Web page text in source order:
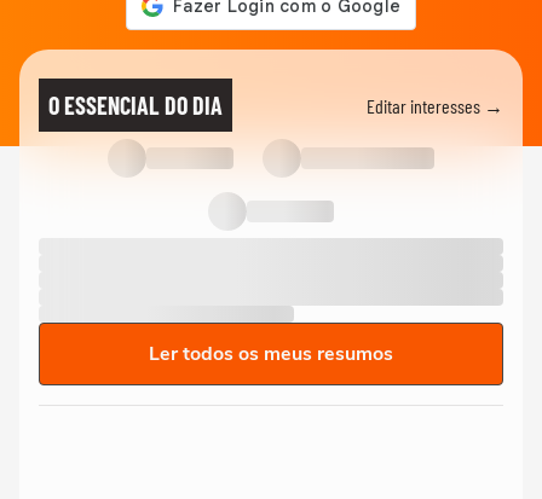
O ESSENCIAL DO DIA Editar interesses →
Ler todos os meus resumos